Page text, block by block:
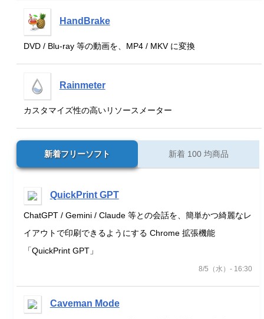
HandBrake
DVD / Blu-ray 等の動画を、MP4 / MKV に変換
Rainmeter
カスタマイズ性の高いリソースメーター
新着フリーソフト 新着 100 均商品
QuickPrint GPT
ChatGPT / Gemini / Claude 等との会話を、簡単かつ綺麗なレ
イアウトで印刷できるようにする Chrome 拡張機能
「QuickPrint GPT」
8/5（水）- 16:30
Caveman Mode